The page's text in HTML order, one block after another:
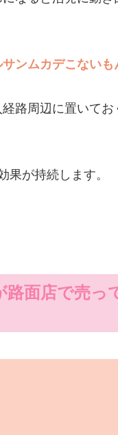
ンムカデこないも
路周辺に置いて
果が持続します。
面店で売っ